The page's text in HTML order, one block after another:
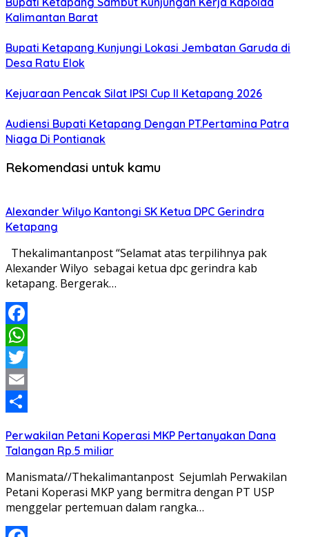
Kalimantan Barat
Bupati Ketapang Kunjungi Lokasi Jembatan Garuda di
Desa Ratu Elok
Kejuaraan Pencak Silat IPSI Cup II Ketapang 2026
Audiensi Bupati Ketapang Dengan PT.Pertamina Patra
Niaga Di Pontianak
Rekomendasi untuk kamu
Alexander Wilyo Kantongi SK Ketua DPC Gerindra
Ketapang
Thekalimantanpost “Selamat atas terpilihnya pak
Alexander Wilyo sebagai ketua dpc gerindra kab
ketapang. Bergerak…
Facebook
WhatsApp
Twitter
Email
Perwakilan Petani Koperasi MKP Pertanyakan Dana
Talangan Rp.5 miliar
Manismata//Thekalimantanpost Sejumlah Perwakilan
Petani Koperasi MKP yang bermitra dengan PT USP
menggelar pertemuan dalam rangka…